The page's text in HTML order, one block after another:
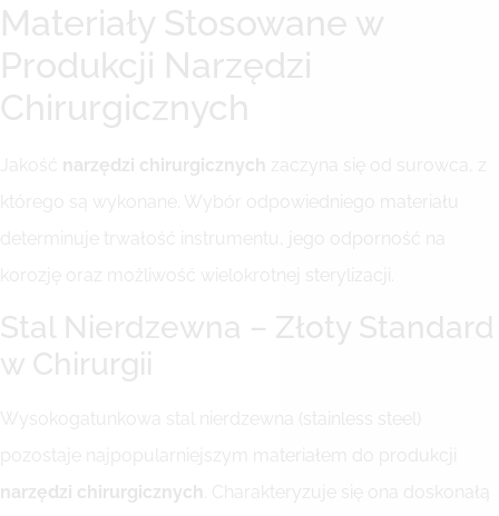
Materiały Stosowane w
Produkcji Narzędzi
Chirurgicznych
Jakość narzędzi chirurgicznych
zaczyna się od surowca, z
którego są wykonane. Wybór odpowiedniego materiału
determinuje trwałość instrumentu, jego odporność na
korozję oraz możliwość wielokrotnej sterylizacji.
Stal Nierdzewna – Złoty Standard
w Chirurgii
Wysokogatunkowa stal nierdzewna (stainless steel)
pozostaje najpopularniejszym materiałem do produkcji
narzędzi chirurgicznych . Charakteryzuje się ona doskonałą